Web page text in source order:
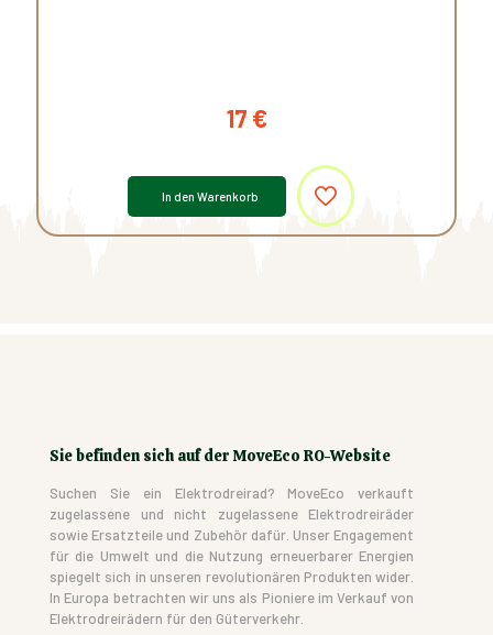
17 €
In den Warenkorb
Sie befinden sich auf der MoveEco RO-Website
Suchen Sie ein Elektrodreirad? MoveEco verkauft
zugelassene und nicht zugelassene Elektrodreiräder
sowie Ersatzteile und Zubehör dafür. Unser Engagement
für die Umwelt und die Nutzung erneuerbarer Energien
spiegelt sich in unseren revolutionären Produkten wider.
In Europa betrachten wir uns als Pioniere im Verkauf von
Elektrodreirädern für den Güterverkehr.